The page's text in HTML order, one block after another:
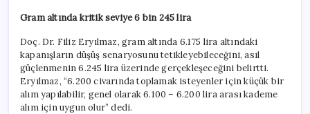
Gram altında kritik seviye 6 bin 245 lira
Doç. Dr. Filiz Eryılmaz, gram altında 6.175 lira altındaki
kapanışların düşüş senaryosunu tetikleyebileceğini, asıl
güçlenmenin 6.245 lira üzerinde gerçekleşeceğini belirtti.
Eryılmaz, “6.200 civarında toplamak isteyenler için küçük bir
alım yapılabilir, genel olarak 6.100 – 6.200 lira arası kademe
alım için uygun olur” dedi.